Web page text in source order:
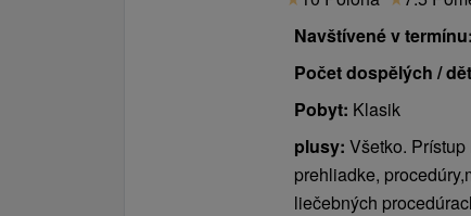
Navštívené v termínu:
Počet dospělých /
Pobyt: Klasik
plusy: Všetko.
prehliadke,
liečebných